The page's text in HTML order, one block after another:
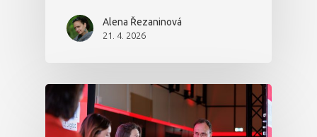
Alena Řezaninová
21. 4. 2026